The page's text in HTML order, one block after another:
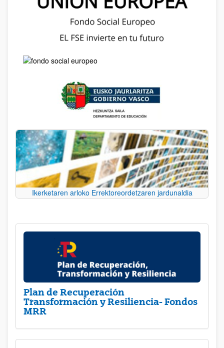
Ikerketaren arloko Errektoreordetzaren jardunaldia
Plan de Recuperación
Transformación y Resiliencia- Fondos
MRR